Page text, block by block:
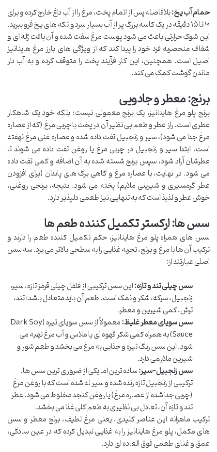
حمام آب یخ:بلافاصله پس از اتمام پخت، مرغ را از آب داغ خارج کرده و برای
۱۰ تا ۱۵ دقیقه در یک کاسه بزرگ پر از آب بسیار سرد و تکه های یخ فرو ببرید.
این شوک حرارتی باعث می شود پوست مرغ سفت شده و آن بافت ژله ای و
شفاف منحصربه فرد خود را پیدا کند که از ویژگی های بارز مرغ هاینانیز
اصیل است. همچنین، این کار فرآیند پخت را متوقف کرده و به آب دار
ماندن گوشت کمک می کند.
برنج: معطر و جادویی
برنج پلو مرغ هاینانیز، یک برنج معمولی نیست؛ بلکه خود یک شاهکار
عطری است. راز عطر و طعم بی نظیر آن در پخت با چربی مرغ (که از عصاره
مرغ جدا می شود)، سیر و زنجبیل تفت داده شده و عصاره غنی مرغ نهفته
است. ابتدا سیر و زنجبیل در چربی مرغ یا روغن تفت داده می شوند تا
عطرشان آزاد شود، سپس برنج شسته شده به آن اضافه و کمی تفت داده
می شود. در نهایت، با عصاره مرغ و گاهی برگ های پاندان (برای افزودن
عطر گرمسیری و شیرینی ملایم) پخته می شود. نتیجه، برنجی روغنی،
خوش عطر و لذیذ است که به تنهایی نیز طعمی دلپذیر دارد.
سس ها: ارکستر تکمیل کننده طعم ها
سس های همراه پلو مرغ هاینانیز، حکم تکمیل کننده طعم را دارند و
ترکیب آن ها با مرغ و برنج، تجربه غذایی را به سطحی بالاتر می برد. سه سس
اصلی عبارتند از:
سس چیلی تند و تازه:این سس ترکیبی از فلفل چیلی قرمز تازه، سیر،
زنجبیل، سرکه، شکر و نمک است. طعم آن باید متعادل باشد؛ تند،
ترش، کمی شیرین و معطر.
سس سویای معطر غلیظ: معمولاً از سس سویای تیره (Dark Soy
Sauce) به همراه کمی شکر قهوه ای یا ملاس و آب مرغ تهیه می
شود. این سس رنگ تیره و جذابی به مرغ می بخشد و طعم شور و
شیرین ملایمی دارد.
سس زنجبیل-سیر:ساده ترین اما یکی از ضروری ترین سس ها.
ترکیبی از زنجبیل تازه رنده شده و سیر له شده است که با روغن مرغ
(چربی جدا شده از عصاره مرغ) یا روغن کنجد مخلوط می شود. عطر
تند و تازه آن، تعادل بی نظیری به طعم کلی غذا می بخشد.
ترکیب ماهرانه این عناصر کلیدی، یعنی مرغ لطیف، برنج معطر و سس
های مکمل، پلو مرغ هاینانیز را به غذایی تبدیل کرده که در عین سادگی،
عمق و غنای طعمی فوق العاده ای دارد.